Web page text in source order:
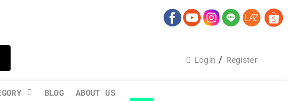
Login / Register
BLOG
ABOUT US